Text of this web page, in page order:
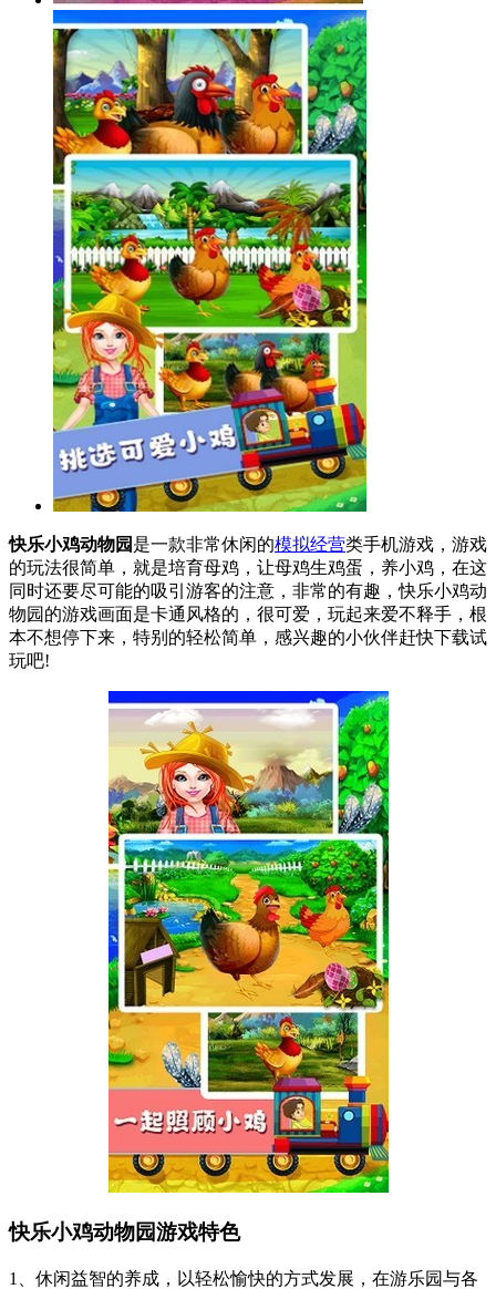
快乐小鸡动物园 是一款非常休闲的模拟经营类手机游戏，游戏
的玩法很简单，就是培育母鸡，让母鸡生鸡蛋，养小鸡，在这
同时还要尽可能的吸引游客的注意，非常的有趣，快乐小鸡动
物园的游戏画面是卡通风格的，很可爱，玩起来爱不释手，根
本不想停下来，特别的轻松简单，感兴趣的小伙伴赶快下载试
玩吧!
快乐小鸡动物园游戏特色
1、休闲益智的养成，以轻松愉快的方式发展，在游乐园与各